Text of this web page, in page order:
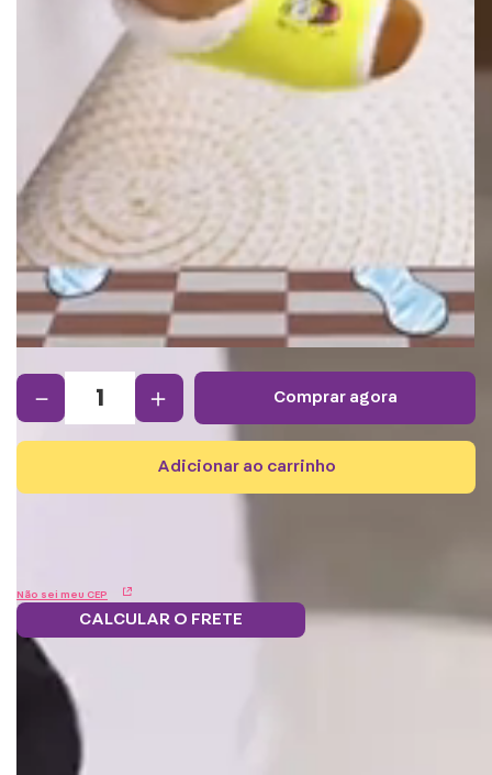
＋
－ comprar agora
adicionar ao carrinho
Não sei meu CEP
CALCULAR O FRETE
Saiba mais